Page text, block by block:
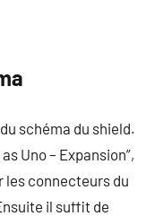
schéma du shield.
Uno – Expansion”,
les connecteurs du
il suffit de